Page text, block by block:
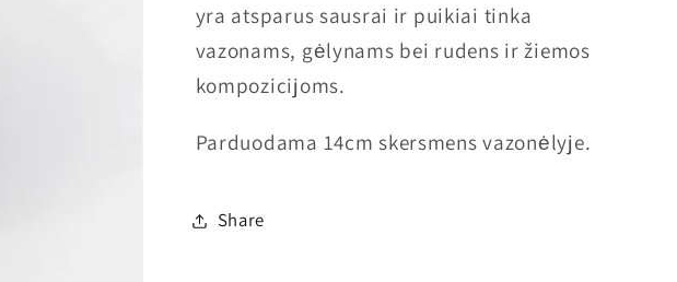
yra atsparus sausrai ir puikiai tinka
vazonams, gėlynams bei rudens ir žiemos
kompozicijoms.
Parduodama 14cm skersmens vazonėlyje.
Share